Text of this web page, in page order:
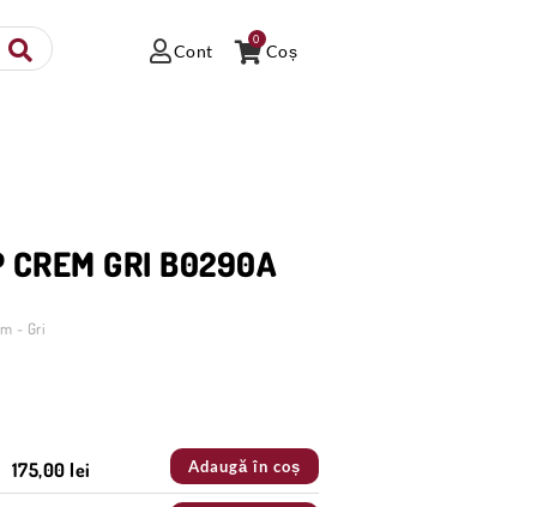
Cont Coș
0
GRI B0290A
- Gri
175,00 lei Adaugă în coș